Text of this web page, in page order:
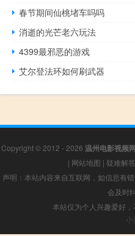
春节期间仙桃堵车吗吗
消逝的光芒老六玩法
4399最邪恶的游戏
艾尔登法环如何刷武器
Copyright © 2012 - 2026 温州电影视频网
| 网站地图 | 疑难解答
声明：本站内容来自互联网，如信息有
会及时
本站仅为个人兴趣爱好
小